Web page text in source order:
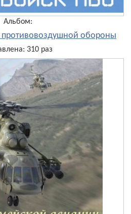
Альбом:
обороны
310 раз